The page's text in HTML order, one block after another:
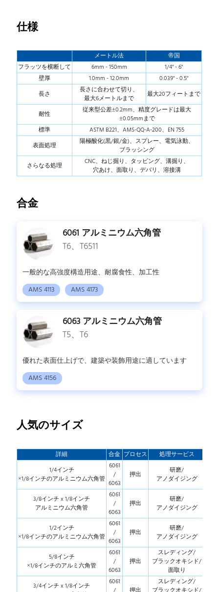
仕様
メートル法
帝国
フラッツを横断して
6mm - 150mm
1/4" - 6"
壁厚
1.0mm - 12.0mm
0.039" - 0.5"
長さ
長さに合わせて切り、
最大6メートルまで
最大20フィートまで
耐性
従来型公差±0.2mm、精度グレードは最大
±0.05mmまで
標準
ASTM B221、AMS-QQ-A-200、EN 755
表面処理
陽極酸化(黒/銀/金)、スプレー、電気泳動、
ブラッシング
さらなる処理
CNC、ねじ掘り、タッピング、溝掘り、
穴あけ、面取り、デバリ、溶接溝
合金
6061 アルミニウム六角管
T6、T6511
一般的な高強度構造用途、耐腐食性、加工性
AMS 4113
AMS 4173
6063 アルミニウム六角管
T5、T6
優れた表面仕上げで、建築や装飾用途に適しています
AMS 4156
人気のサイズ
詳細 合金 プロセス
処理サービス
1/4インチ
×1/8インチのアルミニウム六角管
6061
/
6063
押出
研磨/
アノダイジング
3/8インチ x 1/8インチ
アルミニウム六角管
6061
/
6063
押出
研磨/
アノダイジング
1/2インチ
×1/8インチのアルミニウム六角管
6061
/
6063
押出
研磨/
アノダイジング
5/8インチ
×1/8インチのアルミ六角管
6061
/
6063
押出
スレディング/
ブラックオキシド/
面取り
3/4インチ x 1/8インチ
6061
スレディング/